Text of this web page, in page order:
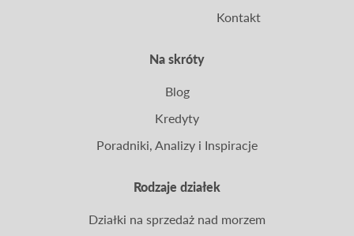
Na skróty
Rodzaje działek
Kontakt
Blog
Kredyty
Poradniki, Analizy i Inspiracje
Działki na sprzedaż nad morzem